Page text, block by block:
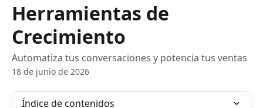
Herramientas de
Crecimiento
Automatiza tus conversaciones y potencia tus ventas
18 de junio de 2026
Índice de contenidos